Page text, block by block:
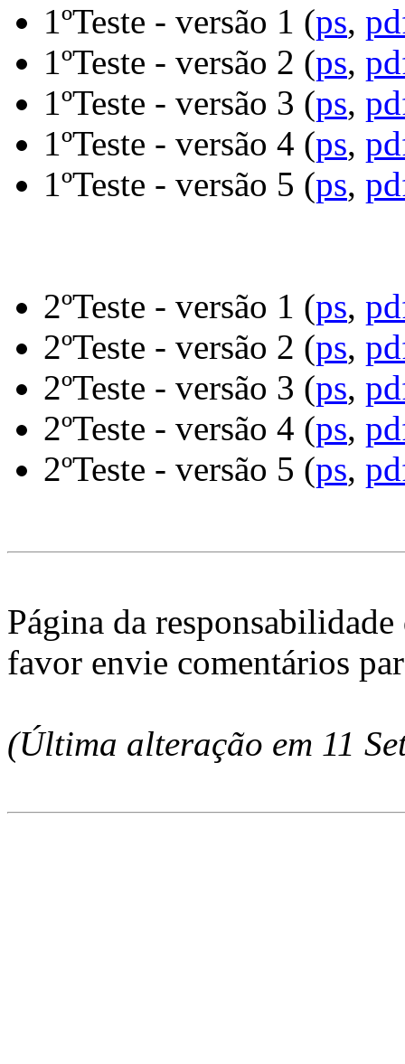
1ºTeste - versão 1 (ps,
1ºTeste - versão 2 (ps,
1ºTeste - versão 3 (ps,
1ºTeste - versão 4 (ps,
1ºTeste - versão 5 (ps,
2ºTeste - versão 1 (ps,
2ºTeste - versão 2 (ps,
2ºTeste - versão 3 (ps,
2ºTeste - versão 4 (ps,
2ºTeste - versão 5 (ps,
Página da
favor envie comentários
(Última alteração em 11